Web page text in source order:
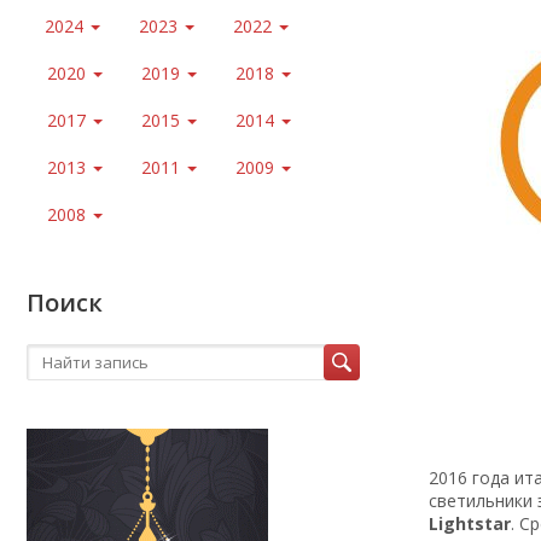
2016 года
Lightstar.
2024 2023 2022
2020 2019 2018
2017 2015 2014
2013 2011 2009
2008
Поиск